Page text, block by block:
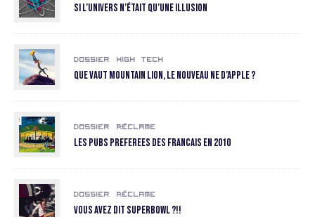
Si l’univers n’était qu’une illusion
Dossier High Tech
Que vaut Mountain Lion, le nouveau ne d’Apple ?
Dossier Réclame
Les pubs preferees des Francais en 2010
Dossier Réclame
Vous avez dit SuperBowl ?!!